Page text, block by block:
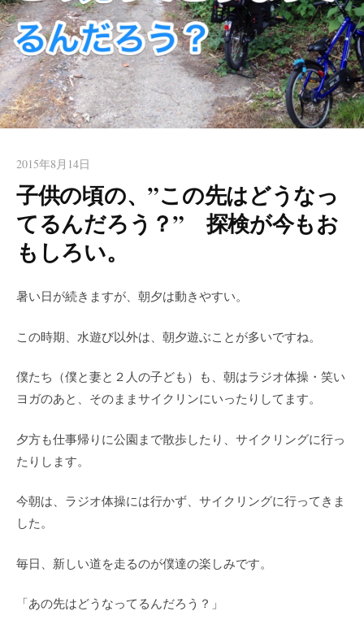
2015年8月14日
子供の頃の、”この先はどうなっ
てるんだろう？” 探検が今もお
もしろい。
暑い日が続きますが、朝夕は動きやすい。
この時期、水遊び以外は、朝夕遊ぶことが多いですね。
僕たち（僕と妻と２人の子ども）も、朝はラジオ体操・笑い
ヨガのあと、そのままサイクリンにいったりしてます。
夕方も仕事帰りに公園まで散歩したり、サイクリングに行っ
たりします。
今朝は、ラジオ体操には行かず、サイクリングに行ってきま
した。
毎日、新しい道を走るのが僕達の楽しみです。
「あの先はどうなってるんだろう？」